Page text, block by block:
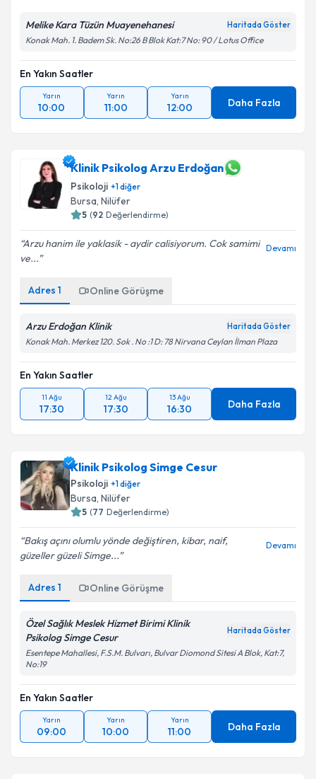
Melike Kara Tüzün Muayenehanesi Haritada Göster
Konak Mah. 1. Badem Sk. No:26 B Blok Kat:7 No: 90 / Lotus Office
En Yakın Saatler
Yarın
10:00
Yarın
11:00
Yarın
12:00 Daha Fazla
Klinik Psikolog Arzu Erdoğan
Psikoloji +1diğer
Bursa, Nilüfer
5 (92 Değerlendirme)
Arzu hanim ile yaklasik - aydir calisiyorum. Cok samimi
ve...
Devamı
Adres 1 Online Görüşme
Arzu Erdoğan Klinik Haritada Göster
Konak Mah. Merkez 120. Sok . No :1 D: 78 Nirvana Ceylan İlman Plaza
En Yakın Saatler
11 Ağu
17:30
12 Ağu
17:30
13 Ağu
16:30 Daha Fazla
Klinik Psikolog Simge Cesur
Psikoloji +1diğer
Bursa, Nilüfer
5 (77 Değerlendirme)
Bakış açını olumlu yönde değiştiren, kibar, naif,
güzeller güzeli Simge...
Devamı
Adres 1 Online Görüşme
Özel Sağlık Meslek Hizmet Birimi Klinik
Psikolog Simge Cesur
Haritada Göster
Esentepe Mahallesi, F.S.M. Bulvarı, Bulvar Diomond Sitesi A Blok, Kat:7,
No:19
En Yakın Saatler
Yarın
09:00
Yarın
10:00
Yarın
11:00 Daha Fazla